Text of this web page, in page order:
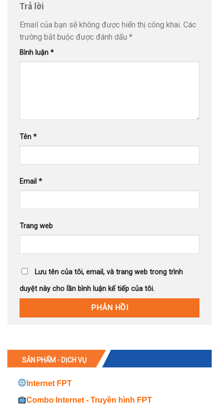
Trả lời
Email của bạn sẽ không được hiển thị công khai. Các
trường bắt buộc được đánh dấu *
Bình luận *
Tên *
Email *
Trang web
Lưu tên của tôi, email, và trang web trong trình
duyệt này cho lần bình luận kế tiếp của tôi.
SẢN PHẨM - DỊCH VỤ
Internet FPT
Combo Internet - Truyền hình FPT